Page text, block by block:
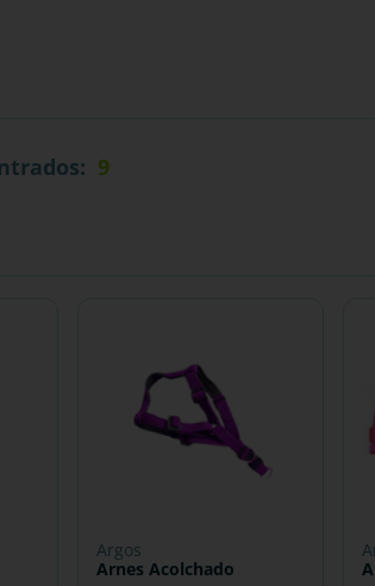
9
argos
Arnes Acolchado